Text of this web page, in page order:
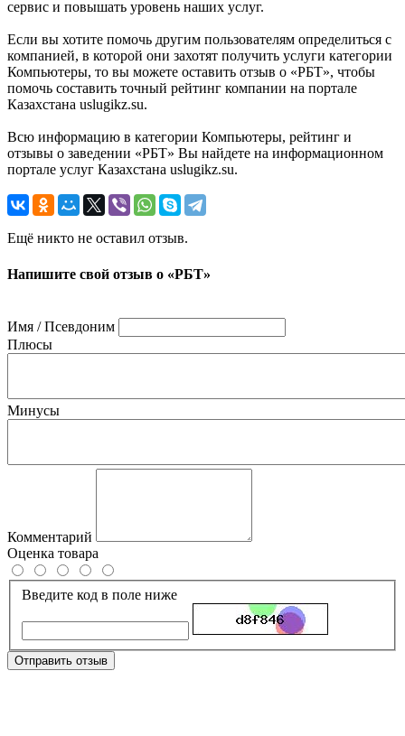
сервис и повышать уровень наших услуг.
Если вы хотите помочь другим пользователям определиться с
компанией, в которой они захотят получить услуги категории
Компьютеры, то вы можете оставить отзыв о «РБТ», чтобы
помочь составить точный рейтинг компании на портале
Казахстана uslugikz.su.
Всю информацию в категории Компьютеры, рейтинг и
отзывы о заведении «РБТ» Вы найдете на информационном
портале услуг Казахстана uslugikz.su.
Ещё никто не оставил отзыв.
Напишите свой отзыв о «РБТ»
Имя / Псевдоним
Плюсы
Минусы
Комментарий
Оценка товара
Введите код в поле ниже
Отправить отзыв